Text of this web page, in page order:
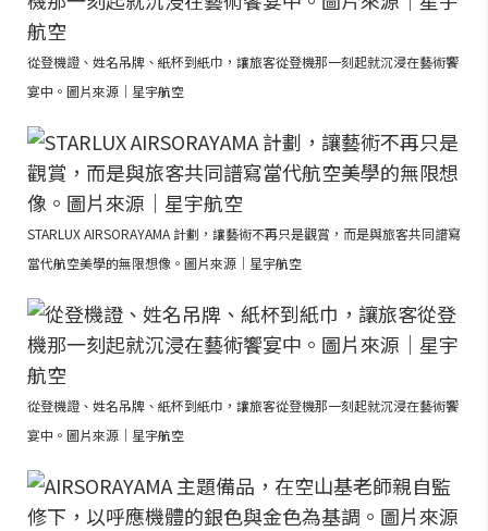
從登機證、姓名吊牌、紙杯到紙巾，讓旅客從登機那一刻起就沉浸在藝術饗
宴中。圖片來源｜星宇航空
STARLUX AIRSORAYAMA 計劃，讓藝術不再只是觀賞，而是與旅客共同譜寫
當代航空美學的無限想像。圖片來源｜星宇航空
從登機證、姓名吊牌、紙杯到紙巾，讓旅客從登機那一刻起就沉浸在藝術饗
宴中。圖片來源｜星宇航空